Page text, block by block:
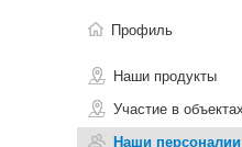
Профиль
Наши продукты
Участие в объектах
Наши персоналии